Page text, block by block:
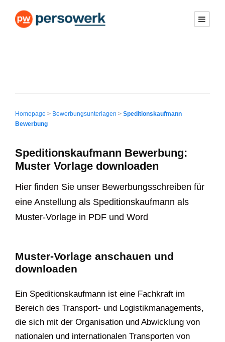
Homepage > Bewerbungsunterlagen > Speditionskaufmann
Bewerbung
Speditionskaufmann Bewerbung:
Muster Vorlage downloaden
Hier finden Sie unser Bewerbungsschreiben für
eine Anstellung als Speditionskaufmann als
Muster-Vorlage in PDF und Word
Muster-Vorlage anschauen und
downloaden
Ein Speditionskaufmann ist eine Fachkraft im
Bereich des Transport- und Logistikmanagements,
die sich mit der Organisation und Abwicklung von
nationalen und internationalen Transporten von